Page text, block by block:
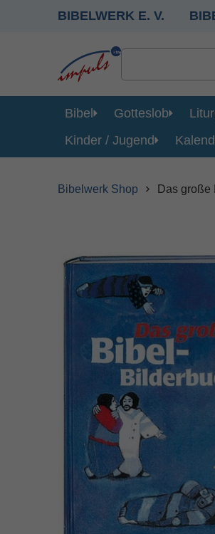
BIBELWERK E. V.
Bibel Gotteslob
Kinder / Jugend
Bibelwerk Shop Das große